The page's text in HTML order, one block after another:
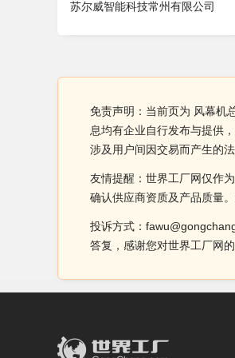
苏尔威智能科技常州有限公司
免责声明：当前页为 风幕机
息均有企业自行发布与提供
涉及用户间因交易而产生的
友情提醒：世界工厂网仅作
确认供应商资质及产品质量
投诉方式：
答复，感谢您对世界工厂网